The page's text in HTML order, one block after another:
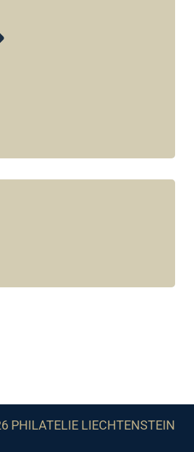
PHILATELIE LIECHTENSTEIN